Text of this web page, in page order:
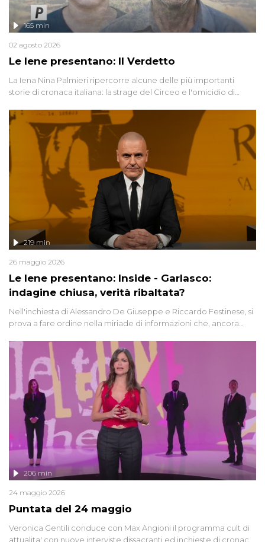
Le Iene presentano: Il Verdetto
165 min
02 agosto 2026
La Iena Nina Palmieri ripercorre alcune delle più importanti
storie di cronaca italiana: la strage del Circeo e l'omicidio di
Le Iene presentano: Inside - Garlasco:
indagine chiusa, verità ribaltata?
219 min
26 maggio 2026
Nell'inchiesta di Alessandro De Giuseppe e Riccardo Festinese, si
prova a fare ordine nella miriade di informazioni che, ancora
giudiziarie più discusse degli ultimi anni. Lo speciale ricostruisce la
vicenda mettendo in fila testimonianze, errori, dettagli
controversi e i protagonisti di un'indagine che sembra non avere
fine.
Puntata del 24 maggio
206 min
24 maggio 2026
Veronica Gentili conduce con Max Angioni il programma cult di
attualita' con nuove interviste dissacranti ed inchieste di cronaca